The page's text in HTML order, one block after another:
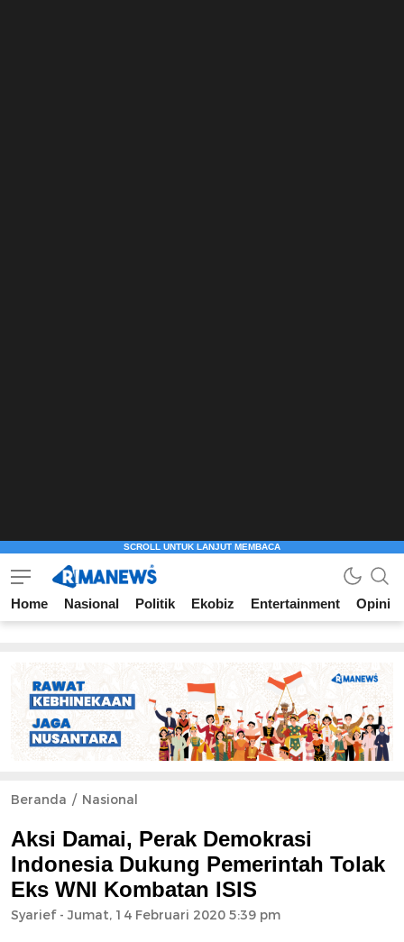
Home Nasional Politik Ekobiz Entertainment Opini
Beranda Nasional
Aksi Damai, Perak Demokrasi
Indonesia Dukung Pemerintah Tolak
Eks WNI Kombatan ISIS
Syarief- Jumat, 14 Februari 2020 5:39 pm